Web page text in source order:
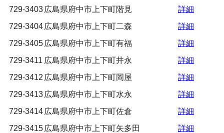
729-3403 広島県府中市上下町階見
詳細
729-3404 広島県府中市上下町二森
詳細
729-3405 広島県府中市上下町有福
詳細
729-3411 広島県府中市上下町井永
詳細
729-3412 広島県府中市上下町岡屋
詳細
729-3413 広島県府中市上下町水永
詳細
729-3414 広島県府中市上下町佐倉
詳細
729-3415 広島県府中市上下町矢多田
詳細